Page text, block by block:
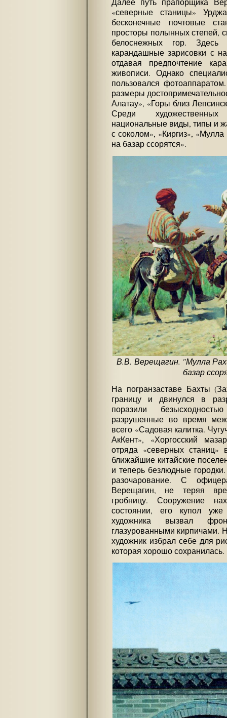
Далее путь прапорщика
«северные станицы»
бесконечные почтовые
просторы полынных степей,
белоснежных гор. Здесь
карандашные зарисовки с
отдавая предпочтение
живописи. Однако
пользовался
размеры
Алатау», «Горы близ
Среди
национальные виды, типы и
с соколом», «Киргиз»,
на базар ссорятся».
В.В. Верещагин. "Мулла
базар
На погранзаставе Бахты
границу и двинулся в
поразили
разрушенные во время
всего «Садовая калитка.
АкКент», «Хоргосский
отряда «северных станиц»
ближайшие китайские
и теперь безлюдные
разочарование. С
Верещагин, не теряя
гробницу. Сооружение
состоянии, его купол
художника вызвал
глазурованными кирпичами.
художник избрал себе для
которая хорошо сохранилась.